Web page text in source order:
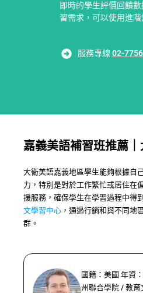
即時的學生評價回饋
習需求，可以使用進
服務專線 02-
嘉義美語補習班推薦
大衛美語嘉義地區學生能夠根據自
力，特別是對於工作繁忙或居住在
援服務，確保學生在學習過程中得
文學習中心 ，通過行銷和與不同地
群。
國籍：美國 年資
州聯合學院 / 教育